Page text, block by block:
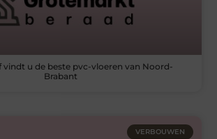
vindt u de beste pvc-vloeren van Noord-
Brabant
VERBOUWEN